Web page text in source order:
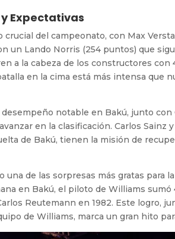
Expectativas
del campeonato, con Max
un Lando Norris (254 puntos) que
a la cabeza de los constructores con
en la cima está más intensa que
notable en Bakú, junto con
en la clasificación. Carlos Sainz y
de Bakú, tienen la misión de
de las sorpresas más gratas para
en Bakú, el piloto de Williams
Reutemann en 1982. Este logro,
de Williams, marca un gran hito